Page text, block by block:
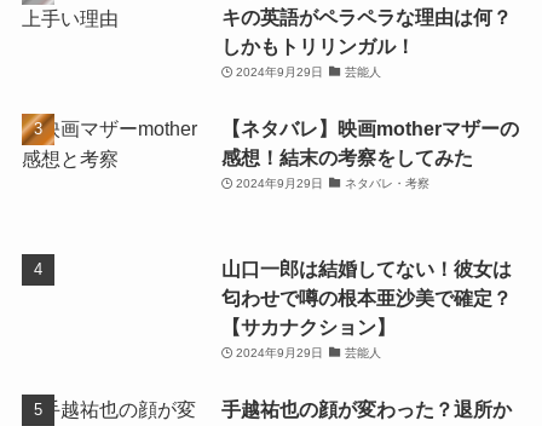
キの英語がペラペラな理由は何？
しかもトリリンガル！
2024年9月29日 芸能人
【ネタバレ】映画motherマザーの
感想！結末の考察をしてみた
2024年9月29日 ネタバレ・考察
山口一郎は結婚してない！彼女は
匂わせで噂の根本亜沙美で確定？
【サカナクション】
2024年9月29日 芸能人
手越祐也の顔が変わった？退所か